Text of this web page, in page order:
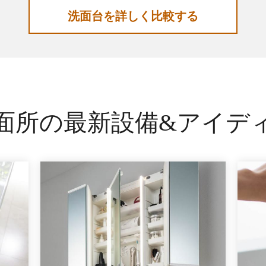
洗面台を詳しく比較する
所の最新設備&アイデ